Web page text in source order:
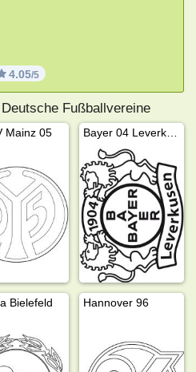
4.05/5
Fußballvereine
Mainz 05
Bielefeld Hannover 96